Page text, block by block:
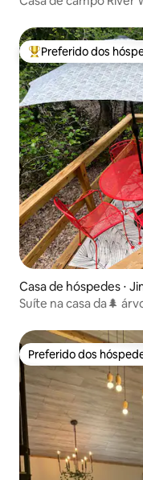
Entre os melhores
Preferido dos
Casa de hóspedes ⋅
Suíte na casa da🌲
Preferido dos
Preferido dos